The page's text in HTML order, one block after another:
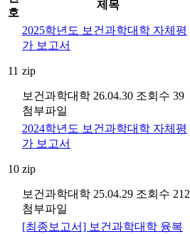
호
제목
11
2025학년도 보건과학대학 자체평
가 보고서
zip
보건과학대학 26.04.30 조회수 39
첨부파일
10
2024학년도 보건과학대학 자체평
가 보고서
zip
보건과학대학 25.04.29 조회수 212
첨부파일
[최종보고서] 보건과학대학 융복